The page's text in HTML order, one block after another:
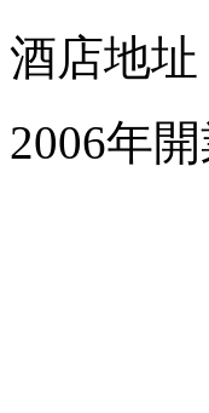
酒店地
2006年